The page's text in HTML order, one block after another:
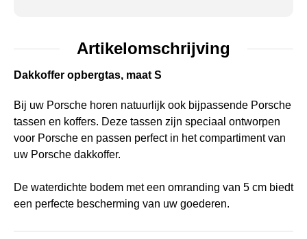
Artikelomschrijving
Dakkoffer opbergtas, maat S
Bij uw Porsche horen natuurlijk ook bijpassende Porsche
tassen en koffers. Deze tassen zijn speciaal ontworpen
voor Porsche en passen perfect in het compartiment van
uw Porsche dakkoffer.
De waterdichte bodem met een omranding van 5 cm biedt
een perfecte bescherming van uw goederen.